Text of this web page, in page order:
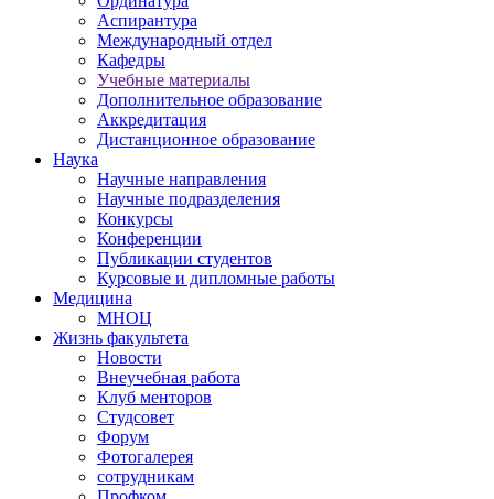
Аспирантура
Международный отдел
Кафедры
Учебные материалы
Дополнительное образование
Аккредитация
Дистанционное образование
Наука
Научные направления
Научные подразделения
Конкурсы
Конференции
Публикации студентов
Курсовые и дипломные работы
Медицина
МНОЦ
Жизнь факультета
Новости
Внеучебная работа
Клуб менторов
Студсовет
Форум
Фотогалерея
сотрудникам